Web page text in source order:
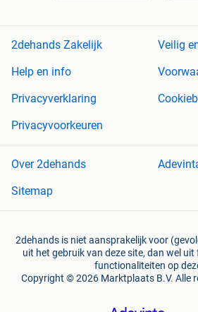
2dehands Zakelijk
Veilig
Help en info
Privacyverklaring
Privacyvoorkeuren
Over 2dehands
Sitemap
2dehands is niet aansprakelijk voor
uit het gebruik van deze site, dan wel
functionaliteiten op
Copyright © 2026 Marktplaats B.V. Alle